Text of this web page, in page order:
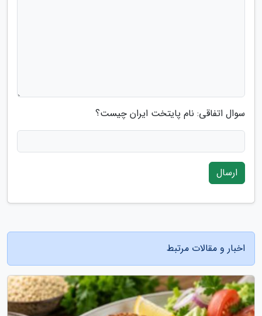
سوال اتفاقی: نام پایتخت ایران چیست؟
ارسال
اخبار و مقالات مرتبط